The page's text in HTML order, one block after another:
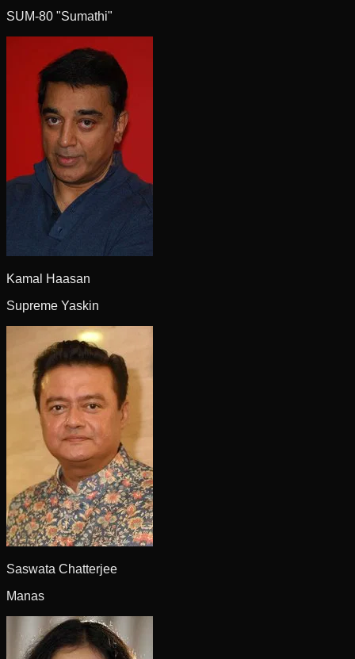
SUM-80 "Sumathi"
Kamal Haasan
Supreme Yaskin
Saswata Chatterjee
Manas